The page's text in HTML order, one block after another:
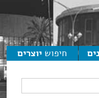
חיפוש יוצרים